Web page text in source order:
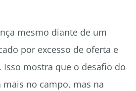
mesmo diante de um
por excesso de oferta e
Isso mostra que o desafio do
mais no campo, mas na